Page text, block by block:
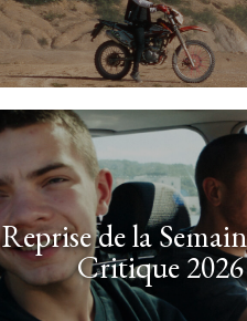
Reprise de la
Critique 2026